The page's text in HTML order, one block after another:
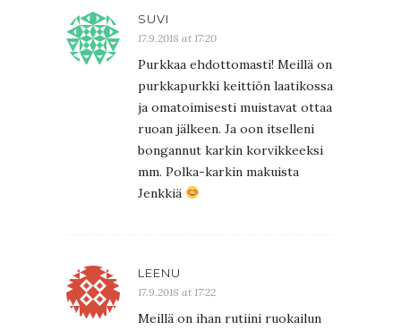
SUVI
17.9.2018 at 17:20
Purkkaa ehdottomasti! Meillä on
purkkapurkki keittiön laatikossa
ja omatoimisesti muistavat ottaa
ruoan jälkeen. Ja oon itselleni
bongannut karkin korvikkeeksi
mm. Polka-karkin makuista
Jenkkiä
LEENU
17.9.2018 at 17:22
Meillä on ihan rutiini ruokailun